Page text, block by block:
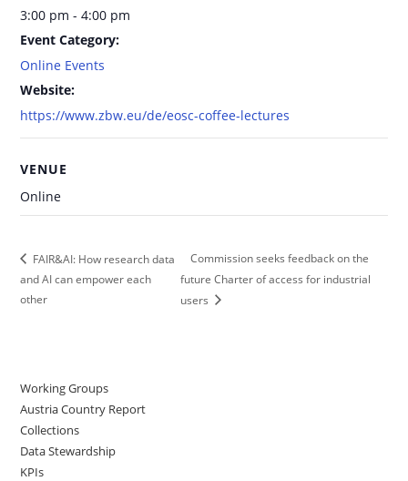
3:00 pm - 4:00 pm
Event Category:
Online Events
Website:
https://www.zbw.eu/de/eosc-coffee-lectures
VENUE
Online
FAIR&AI: How research data
and AI can empower each
other
Commission seeks feedback on the
future Charter of access for industrial
users
Working Groups
Austria Country Report
Collections
Data Stewardship
KPIs